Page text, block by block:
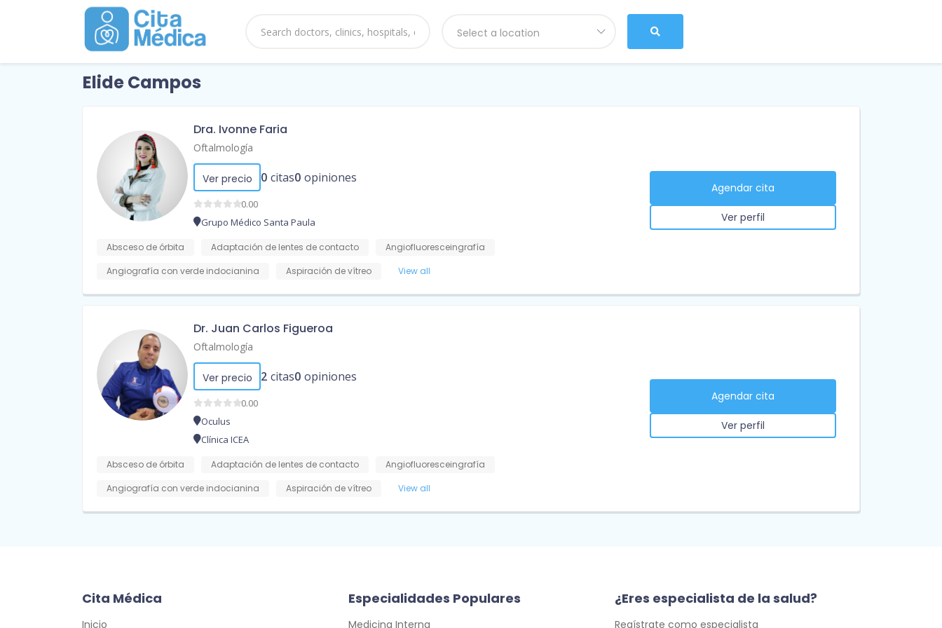
Select a location
Elide Campos
Dra. Ivonne Faria
Oftalmología
Ver precio 0 citas0 opiniones
0.00
Grupo Médico Santa Paula
Absceso de órbita Adaptación de lentes de contacto
Angiofluoresceingrafía
Angiografía con verde indocianina
Aspiración de vítreo View all
Agendar cita
Ver perfil
Dr. Juan Carlos Figueroa
Oftalmología
Ver precio 2 citas0 opiniones
0.00
Oculus
Clínica ICEA
Absceso de órbita Adaptación de lentes de contacto
Angiofluoresceingrafía
Angiografía con verde indocianina
Aspiración de vítreo View all
Agendar cita
Ver perfil
Cita Médica
Inicio
Especialidades Populares
Medicina Interna
¿Eres especialista de la salud?
Regístrate como especialista